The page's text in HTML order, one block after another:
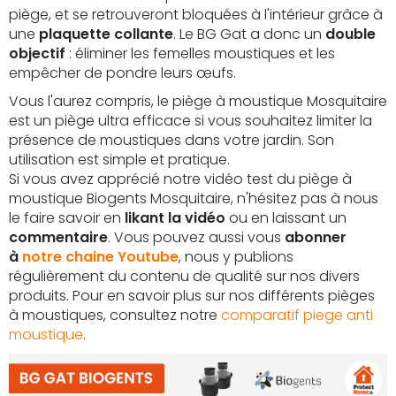
piège, et se retrouveront bloquées à l'intérieur grâce à
une plaquette collante. Le BG Gat a donc un double
objectif : éliminer les femelles moustiques et les
empêcher de pondre leurs œufs.
Vous l'aurez compris, le piège à moustique Mosquitaire
est un piège ultra efficace si vous souhaitez limiter la
présence de moustiques dans votre jardin. Son
utilisation est simple et pratique.
Si vous avez apprécié notre vidéo test du piège à
moustique Biogents Mosquitaire, n'hésitez pas à nous
le faire savoir en likant la vidéo ou en laissant un
commentaire. Vous pouvez aussi vous abonner
à notre chaine Youtube, nous y publions
régulièrement du contenu de qualité sur nos divers
produits. Pour en savoir plus sur nos différents pièges
à moustiques, consultez notre comparatif piege anti
moustique.